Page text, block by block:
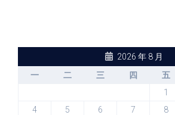
2026 年 8 月
一
二 三 四 五
1
4
5 6 7 8